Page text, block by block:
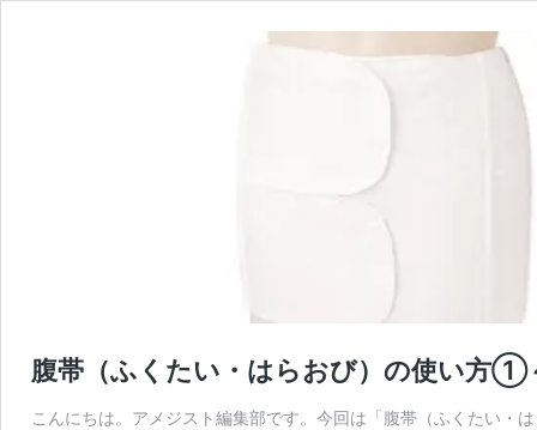
腹帯（ふくたい・はらおび）の使い方①
こんにちは。アメジスト編集部です。今回は「腹帯（ふくたい・